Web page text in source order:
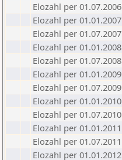
Elozahl per 01.07.2006
Elozahl per 01.01.2007
Elozahl per 01.07.2007
Elozahl per 01.01.2008
Elozahl per 01.07.2008
Elozahl per 01.01.2009
Elozahl per 01.07.2009
Elozahl per 01.01.2010
Elozahl per 01.07.2010
Elozahl per 01.01.2011
Elozahl per 01.07.2011
Elozahl per 01.01.2012